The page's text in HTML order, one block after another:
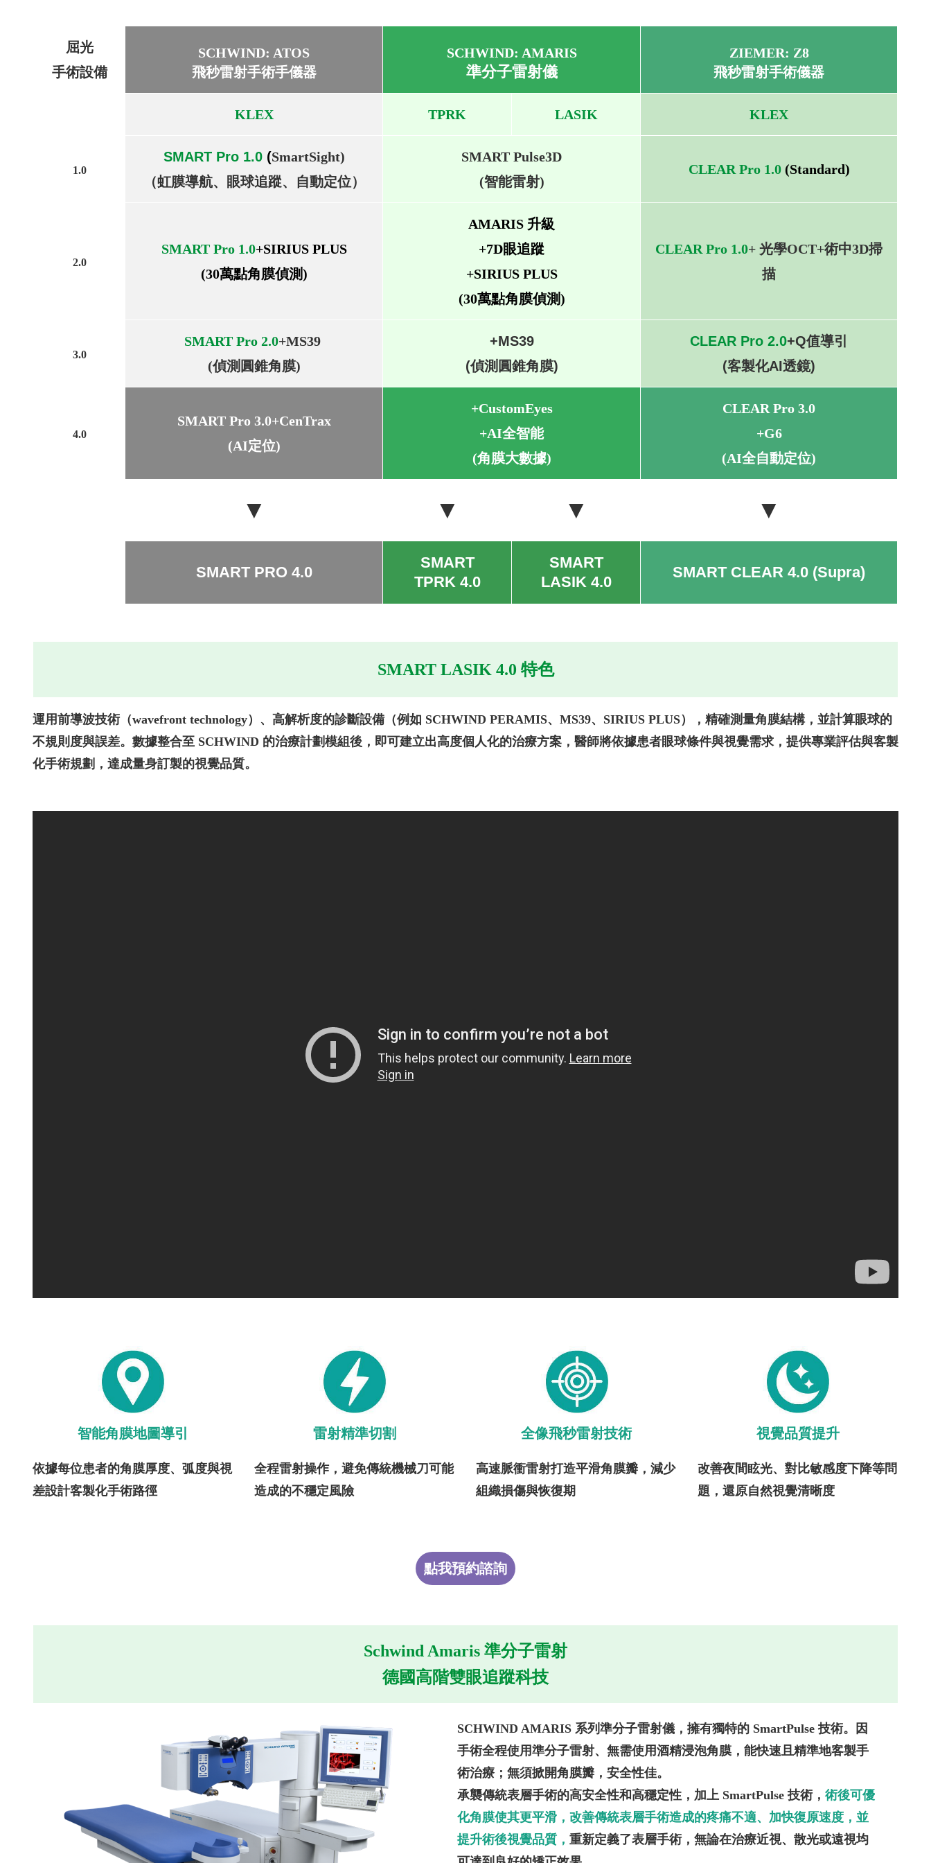
屈光
手術設備
SCHWIND: ATOS
飛秒雷射手術手儀器
SCHWIND: AMARIS
準分子雷射儀
ZIEMER: Z8
飛秒雷射手術儀器
KLEX TPRK LASIK KLEX
1.0
SMART Pro 1.0 (SmartSight)
（虹膜導航、眼球追蹤、自動定位）
SMART Pulse3D
(智能雷射)
CLEAR Pro 1.0 (Standard)
2.0
SMART Pro 1.0+SIRIUS PLUS
(30萬點角膜偵測)
AMARIS 升級
+7D眼追蹤
+SIRIUS PLUS
(30萬點角膜偵測)
CLEAR Pro 1.0+ 光學OCT+術中3D掃
描
3.0
SMART Pro 2.0+MS39
(偵測圓錐角膜)
+MS39
(偵測圓錐角膜)
CLEAR Pro 2.0+Q值導引
(客製化AI透鏡)
4.0
SMART Pro 3.0+CenTrax
(AI定位)
+CustomEyes
+AI全智能
(角膜大數據)
CLEAR Pro 3.0
+G6
(AI全自動定位)
▼ ▼ ▼ ▼
SMART PRO 4.0
SMART
TPRK 4.0
SMART
LASIK 4.0
SMART CLEAR 4.0 (Supra)
SMART LASIK 4.0 特色
運用前導波技術（wavefront technology）、高解析度的診斷設備（例如 SCHWIND PERAMIS、MS39、SIRIUS PLUS），精確測量角膜結構，並計算眼球的
不規則度與誤差。數據整合至 SCHWIND 的治療計劃模組後，即可建立出高度個人化的治療方案，醫師將依據患者眼球條件與視覺需求，提供專業評估與客製
化手術規劃，達成量身訂製的視覺品質。
智能角膜地圖導引
依據每位患者的角膜厚度、弧度與視
差設計客製化手術路徑
雷射精準切割
全程雷射操作，避免傳統機械刀可能
造成的不穩定風險
全像飛秒雷射技術
高速脈衝雷射打造平滑角膜瓣，減少
組織損傷與恢復期
視覺品質提升
改善夜間眩光、對比敏感度下降等問
題，還原自然視覺清晰度
點我預約諮詢
Schwind Amaris 準分子雷射
德國高階雙眼追蹤科技
SCHWIND AMARIS 系列準分子雷射儀，擁有獨特的 SmartPulse 技術。因
手術全程使用準分子雷射、無需使用酒精浸泡角膜，能快速且精準地客製手
術治療；無須掀開角膜瓣，安全性佳。
承襲傳統表層手術的高安全性和高穩定性，加上 SmartPulse 技術，術後可優
化角膜使其更平滑，改善傳統表層手術造成的疼痛不適、加快復原速度，並
提升術後視覺品質，重新定義了表層手術，無論在治療近視、散光或遠視均